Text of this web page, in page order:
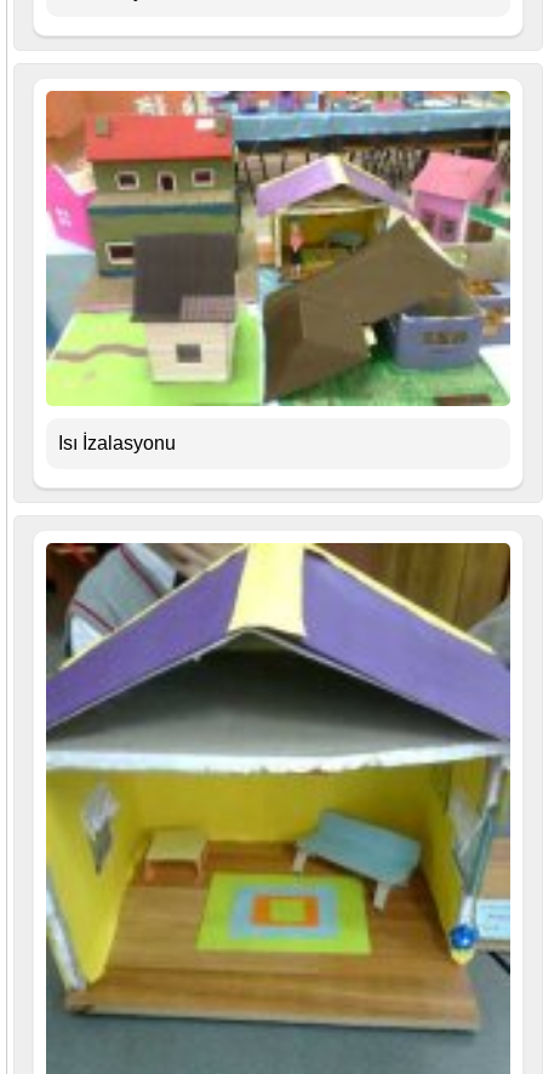
Isı İzalasyonu